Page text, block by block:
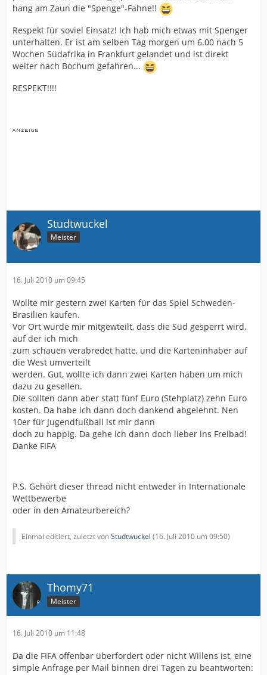
hang am Zaun die "Spenge"-Fahne!!
Respekt für soviel Einsatz! Ich hab mich etwas mit Spenger
unterhalten. Er ist am selben Tag morgen um 6.00 nach 5
Wochen Südafrika in Frankfurt gelandet und ist direkt
weiter nach Bochum gefahren...
RESPEKT!!!!
Studtwuckel
Meister
16. Juli 2010 um 09:45
Wollte mir gestern zwei Karten für das Spiel Schweden-
Brasilien kaufen.
Vor Ort wurde mir mitgewteilt, dass die Süd gesperrt wird,
auf der ich mich
zum schauen verabredet hatte, und die Karteninhaber auf
die West umverteilt
werden. Gut, wollte ich dann zwei Karten haben um mich
dazu zu gesellen.
Die sollten dann aber statt fünf Euro (Stehplatz) zehn Euro
kosten. Da habe ich dann doch dankend abgelehnt. Nen
10er für Jugendfußball ist mir dann
doch zu happig. Da gehe ich dann doch lieber ins Freibad!
Danke FIFA
P.S. Gehört dieser thread nicht entweder in Internationale
Wettbewerbe
oder in den Amateurbereich?
Einmal editiert, zuletzt vonStudtwuckel (16. Juli 2010 um 09:50)
Thomy71
Meister
16. Juli 2010 um 11:48
Da die FIFA offenbar überfordert oder nicht Willens ist, eine
simple Anfrage per Mail binnen drei Tagen zu beantworten: